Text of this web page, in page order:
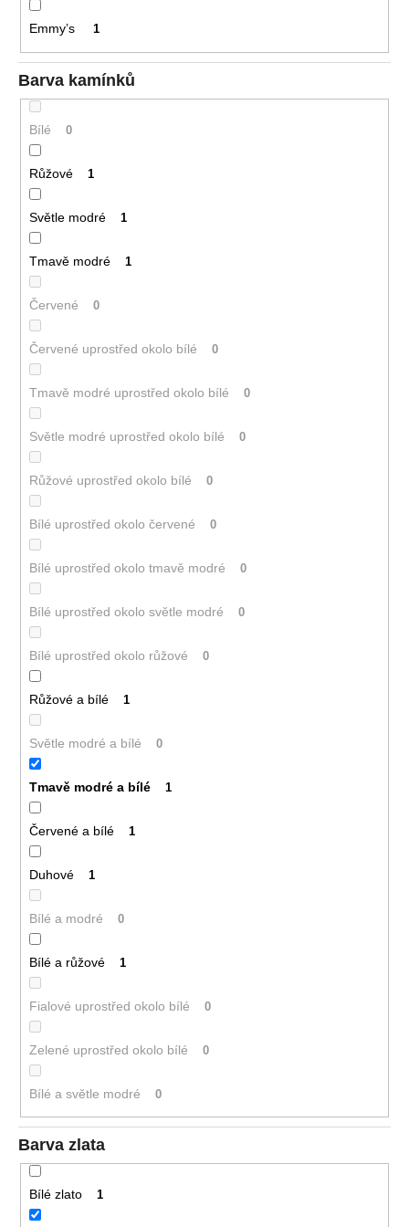
Emmy’s 1
Barva kamínků
Bílé 0
Růžové 1
Světle modré 1
Tmavě modré 1
Červené 0
Červené uprostřed okolo bílé 0
Tmavě modré uprostřed okolo bílé 0
Světle modré uprostřed okolo bílé 0
Růžové uprostřed okolo bílé 0
Bílé uprostřed okolo červené 0
Bílé uprostřed okolo tmavě modré 0
Bílé uprostřed okolo světle modré 0
Bílé uprostřed okolo růžové 0
Růžové a bílé 1
Světle modré a bílé 0
Tmavě modré a bílé 1
Červené a bílé 1
Duhové 1
Bílé a modré 0
Bílé a růžové 1
Fialové uprostřed okolo bílé 0
Zelené uprostřed okolo bílé 0
Bílé a světle modré 0
Barva zlata
Bílé zlato 1